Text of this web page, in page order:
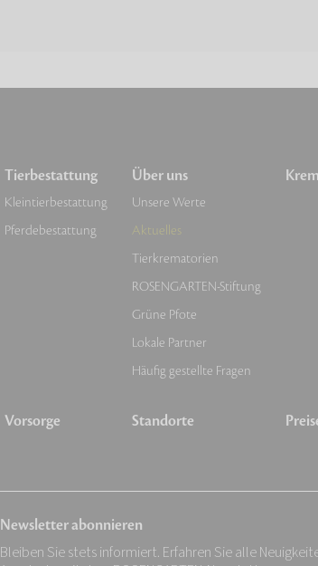
Tierbestattung
Kleintierbestattung
Pferdebestattung
Vorsorge
Über uns
Unsere Werte
Aktuelles
Tierkrematorien
ROSENGARTEN-Stiftung
Grüne Pfote
Lokale Partner
Häufig gestellte Fragen
Standorte
Newsletter abonnieren
Bleiben Sie stets informiert. Erfahren Sie alle